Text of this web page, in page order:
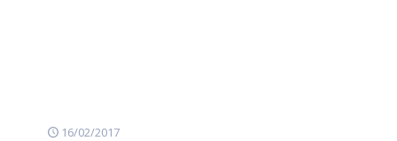
16/02/2017